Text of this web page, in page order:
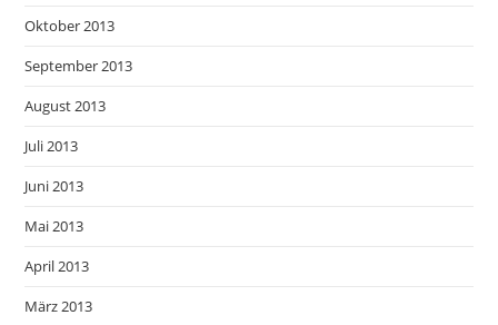
Oktober 2013
September 2013
August 2013
Juli 2013
Juni 2013
Mai 2013
April 2013
März 2013